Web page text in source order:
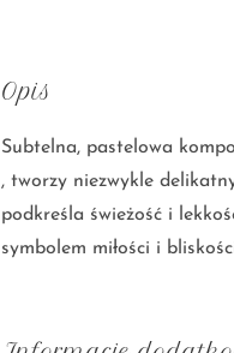
Opis
Subtelna, pastelowa
, tworzy niezwykle
podkreśla świeżość i
symbolem miłości i